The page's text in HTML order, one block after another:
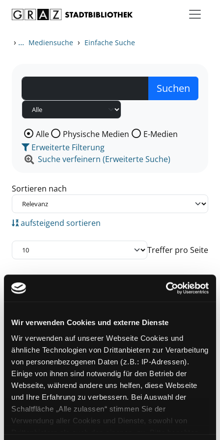
Wir verwenden Cookies und externe Dienste
Wir verwenden auf unserer Webseite Cookies und
ähnliche Technologien von Drittanbietern zur Verarbeitung
von personenbezogenen Daten (z.B.: IP-Adressen).
Einige von ihnen sind notwendig für den Betrieb der
Webseite, während andere uns helfen, diese Webseite
und Ihre Erfahrung zu verbessern. Bei Auswahl der
Schaltfläche „Alle zulassen“ stimmen Sie der
Verwendung aller Cookies und Dienste, sowohl von
› ... Mediensuche › Einfache Suche
Wählen Sie die Medienart nach der Sie suchen wollen.
Alle Physische Medien
E-Medien
Erweiterte Filterung
Suche verfeinern (Erweiterte Suche)
Sortieren nach
aufsteigend sortieren
Treffer pro Seite
Suchergebnis
Zu den Suchfiltern springen
Exemplar-Details von Marx' Reise ins
Athen
eine kleine Geschichte von Kapital,
Arbeit, Waren und ihrer Zukunft
Verfasser:Eversmann, LudgerSuche
Jahr: 2019
Verlag:Zürich, Rotpunkt-Verl.
Zu den Suchfiltern springen
Sortieren nach